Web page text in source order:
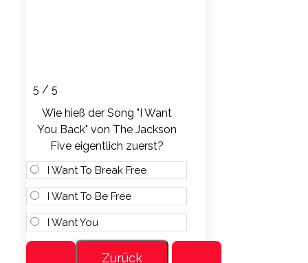
5 / 5
Wie hieß der Song "I Want
You Back" von The Jackson
Five eigentlich zuerst?
I Want To Break Free
I Want To Be Free
I Want You